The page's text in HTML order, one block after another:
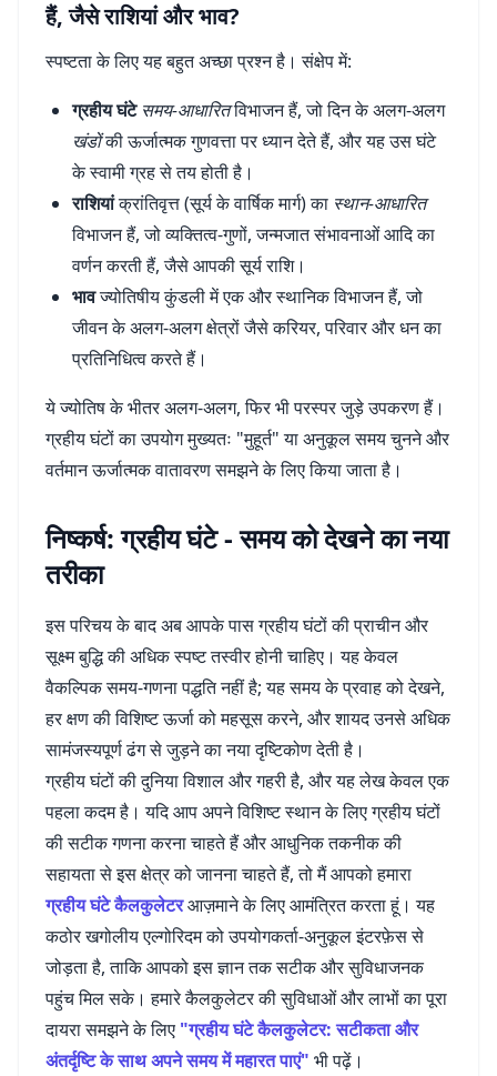
हैं, जैसे राशियां और भाव?
स्पष्टता के लिए यह बहुत अच्छा प्रश्न है। संक्षेप में:
ग्रहीय घंटे समय-आधारितविभाजन हैं, जो दिन के अलग-अलग
खंडोंकी ऊर्जात्मक गुणवत्ता पर ध्यान देते हैं, और यह उस घंटे
के स्वामी ग्रह से तय होती है।
राशियांक्रांतिवृत्त (सूर्य के वार्षिक मार्ग) का स्थान-आधारित
विभाजन हैं, जो व्यक्तित्व-गुणों, जन्मजात संभावनाओं आदि का
वर्णन करती हैं, जैसे आपकी सूर्य राशि।
भावज्योतिषीय कुंडली में एक और स्थानिक विभाजन हैं, जो
जीवन के अलग-अलग क्षेत्रों जैसे करियर, परिवार और धन का
प्रतिनिधित्व करते हैं।
ये ज्योतिष के भीतर अलग-अलग, फिर भी परस्पर जुड़े उपकरण हैं।
ग्रहीय घंटों का उपयोग मुख्यतः "मुहूर्त" या अनुकूल समय चुनने और
वर्तमान ऊर्जात्मक वातावरण समझने के लिए किया जाता है।
निष्कर्ष: ग्रहीय घंटे - समय को देखने का नया
तरीका
इस परिचय के बाद अब आपके पास ग्रहीय घंटों की प्राचीन और
सूक्ष्म बुद्धि की अधिक स्पष्ट तस्वीर होनी चाहिए। यह केवल
वैकल्पिक समय-गणना पद्धति नहीं है; यह समय के प्रवाह को देखने,
हर क्षण की विशिष्ट ऊर्जा को महसूस करने, और शायद उनसे अधिक
सामंजस्यपूर्ण ढंग से जुड़ने का नया दृष्टिकोण देती है।
ग्रहीय घंटों की दुनिया विशाल और गहरी है, और यह लेख केवल एक
पहला कदम है। यदि आप अपने विशिष्ट स्थान के लिए ग्रहीय घंटों
की सटीक गणना करना चाहते हैं और आधुनिक तकनीक की
सहायता से इस क्षेत्र को जानना चाहते हैं, तो मैं आपको हमारा
ग्रहीय घंटे कैलकुलेटरआज़माने के लिए आमंत्रित करता हूं। यह
कठोर खगोलीय एल्गोरिदम को उपयोगकर्ता-अनुकूल इंटरफ़ेस से
जोड़ता है, ताकि आपको इस ज्ञान तक सटीक और सुविधाजनक
पहुंच मिल सके। हमारे कैलकुलेटर की सुविधाओं और लाभों का पूरा
दायरा समझने के लिए "ग्रहीय घंटे कैलकुलेटर: सटीकता और
अंतर्दृष्टि के साथ अपने समय में महारत पाएं" भी पढ़ें।